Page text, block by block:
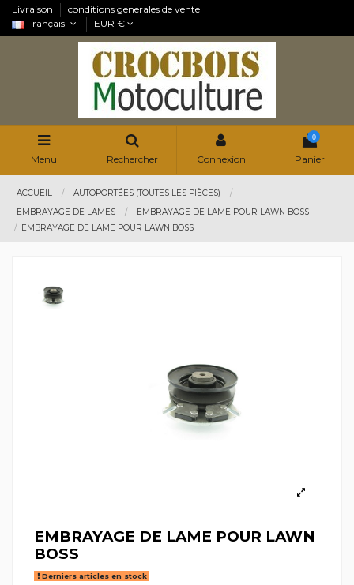
Livraison
conditions generales de vente
Français
EUR €
Menu Rechercher Connexion
0
Panier
ACCUEIL
AUTOPORTÉES (TOUTES LES PIÈCES)
EMBRAYAGE DE LAMES
EMBRAYAGE DE LAME POUR LAWN BOSS
EMBRAYAGE DE LAME POUR LAWN BOSS
EMBRAYAGE DE LAME POUR LAWN
BOSS
Derniers articles en stock